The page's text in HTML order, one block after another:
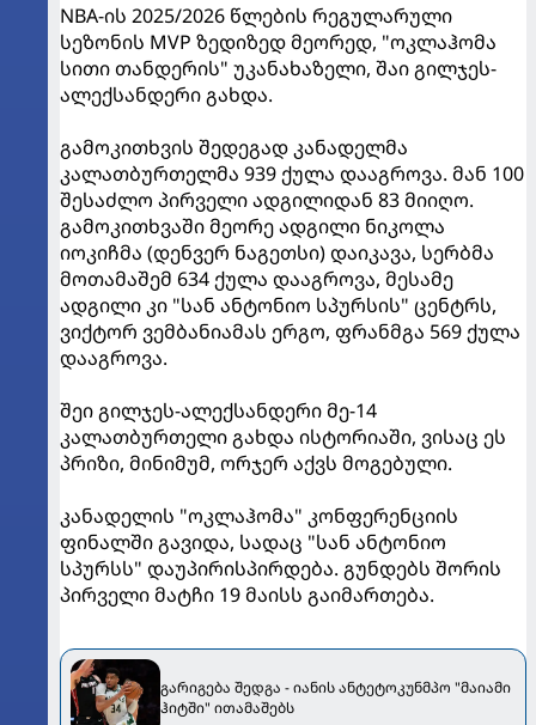
NBA-ის 2025/2026 წლების რეგულარული
სეზონის MVP ზედიზედ მეორედ, "ოკლაჰომა
სითი თანდერის" უკანახაზელი, შაი გილჯეს-
ალექსანდერი გახდა.
გამოკითხვის შედეგად კანადელმა
კალათბურთელმა 939 ქულა დააგროვა. მან 100
შესაძლო პირველი ადგილიდან 83 მიიღო.
გამოკითხვაში მეორე ადგილი ნიკოლა
იოკიჩმა (დენვერ ნაგეთსი) დაიკავა, სერბმა
მოთამაშემ 634 ქულა დააგროვა, მესამე
ადგილი კი "სან ანტონიო სპურსის" ცენტრს,
ვიქტორ ვემბანიამას ერგო, ფრანმგა 569 ქულა
დააგროვა.
შეი გილჯეს-ალექსანდერი მე-14
კალათბურთელი გახდა ისტორიაში, ვისაც ეს
პრიზი, მინიმუმ, ორჯერ აქვს მოგებული.
კანადელის "ოკლაჰომა" კონფერენციის
ფინალში გავიდა, სადაც "სან ანტონიო
სპურსს" დაუპირისპირდება. გუნდებს შორის
პირველი მატჩი 19 მაისს გაიმართება.
გარიგება შედგა - იანის ანტეტოკუნმპო "მაიამი
ჰიტში" ითამაშებს